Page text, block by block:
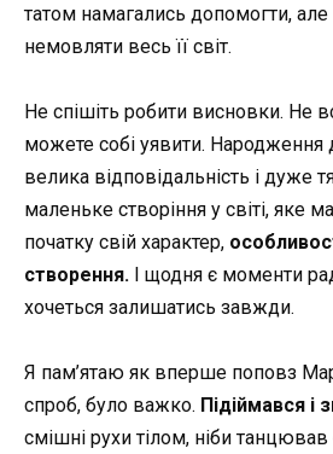
татом намагались допомогти,
немовляти весь її світ.
Не спішіть робити висновки. Не
можете собі уявити. Народження
велика відповідальність і дуже
маленьке створіння у світі, яке
початку свій характер,
створення. І щодня є моменти
хочеться залишатись завжди.
Я пам’ятаю як вперше поповз
спроб, було важко. Підіймався і
смішні рухи тілом, ніби